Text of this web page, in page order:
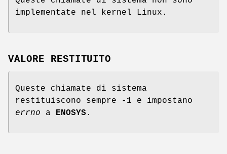
implementate nel kernel Linux.
VALORE RESTITUITO
Queste chiamate di sistema
restituiscono sempre -1 e impostano
errno a ENOSYS .